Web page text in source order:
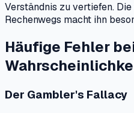
Verständnis zu vertiefen.
Rechenwegs macht ihn
Häufige Fehler
Der Gambler's Fallacy